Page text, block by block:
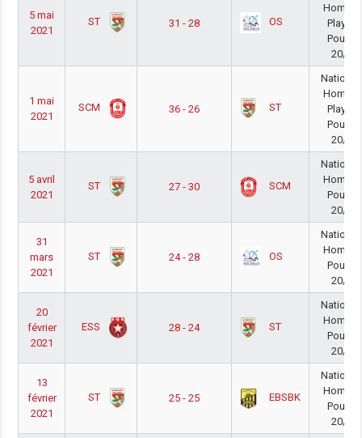
5 mai
2021
ST 31 - 28 OS
PlayOut
Poule A
20/21
1 mai
2021
SCM 36 - 26 ST
National
PlayOut
Poule A
20/21
5 avril
2021
ST 27 - 30 SCM
National
Poule A
20/21
31
mars
2021
ST 24 - 28 OS
National
Poule A
20/21
20
février
2021
ESS 28 - 24 ST
National
Poule A
20/21
13
février
2021
ST 25 - 25 EBSBK
National
Poule A
20/21